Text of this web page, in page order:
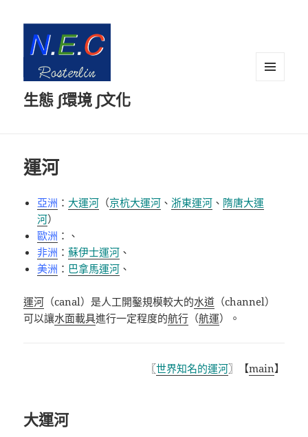
生態 ∫環境 ∫文化
運河
亞洲 ： 大運河 （京杭大運河 、浙東運河 、 隋唐大運
河）
歐洲 ：、
非洲 ：蘇伊士運河 、
美洲 ： 巴拿馬運河 、
運河 （canal）是人工開鑿規模較大的水道 （channel）
可以讓水面載具進行一定程度的航行 （航運）。
〖世界知名的運河〗【main】
大運河